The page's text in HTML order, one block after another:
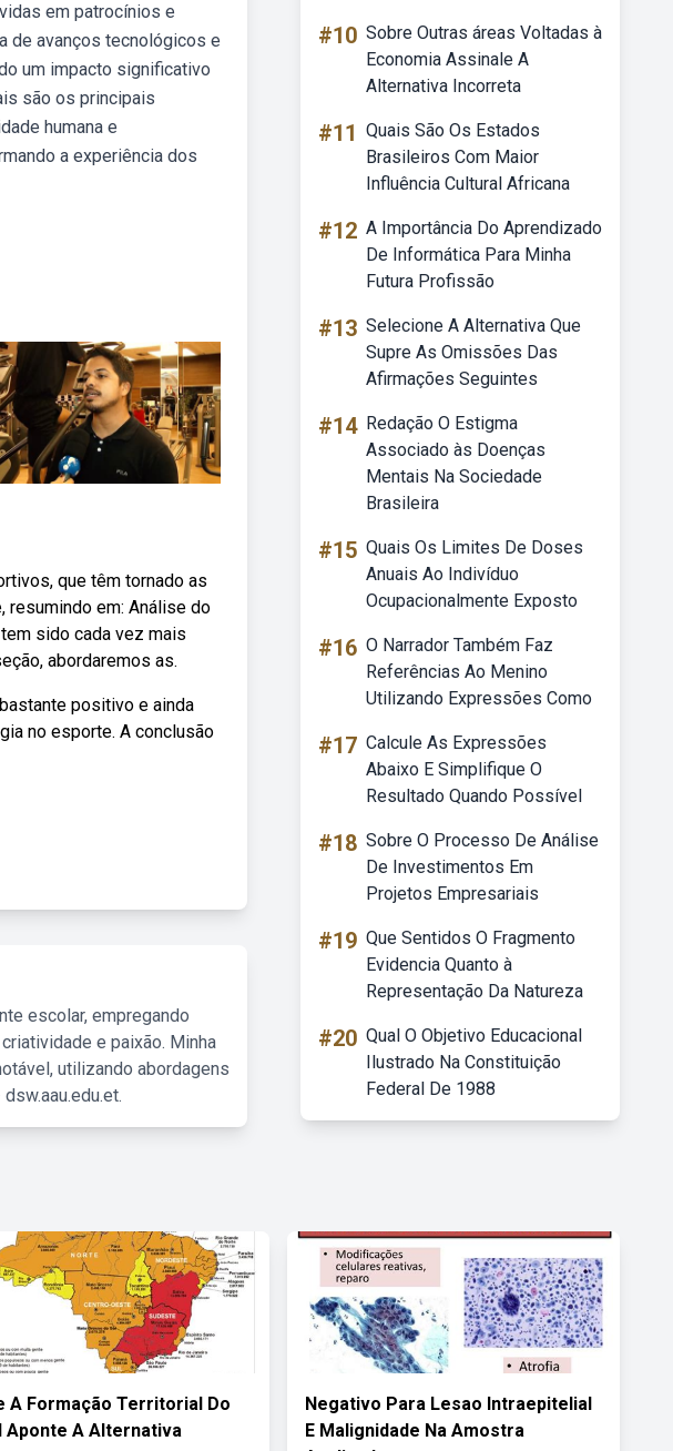
em patrocínios e
de avanços tecnológicos e
um impacto significativo
são os principais
humana e
a experiência dos
que têm tornado as
resumindo em: Análise do
sido cada vez mais
abordaremos as.
positivo e ainda
no esporte. A conclusão
escolar, empregando
e paixão. Minha
utilizando abordagens
#10 Sobre Outras áreas Voltadas à
Economia Assinale A
Alternativa Incorreta
#11 Quais São Os Estados
Brasileiros Com Maior
Influência Cultural Africana
#12 A Importância Do Aprendizado
De Informática Para Minha
Futura Profissão
#13 Selecione A Alternativa Que
Supre As Omissões Das
Afirmações Seguintes
#14 Redação O Estigma
Associado às Doenças
Mentais Na Sociedade
Brasileira
#15 Quais Os Limites De Doses
Anuais Ao Indivíduo
Ocupacionalmente Exposto
#16 O Narrador Também Faz
Referências Ao Menino
Utilizando Expressões Como
#17 Calcule As Expressões
Abaixo E Simplifique O
Resultado Quando Possível
#18 Sobre O Processo De Análise
De Investimentos Em
Projetos Empresariais
#19 Que Sentidos O Fragmento
Evidencia Quanto à
Representação Da Natureza
#20 Qual O Objetivo Educacional
Ilustrado Na Constituição
Federal De 1988
A Formação Territorial Do
Aponte A Alternativa
Negativo Para Lesao Intraepitelial
E Malignidade Na Amostra